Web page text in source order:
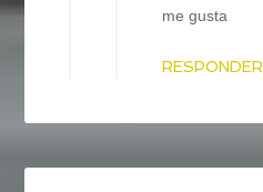
me gusta
RESPONDER